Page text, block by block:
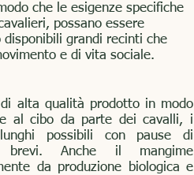
che le esigenze specifiche
possano essere
grandi recinti che
e di vita sociale.
alta qualità prodotto in modo
al cibo da parte dei cavalli, i
possibili con pause di
brevi. Anche il mangime
da produzione biologica e